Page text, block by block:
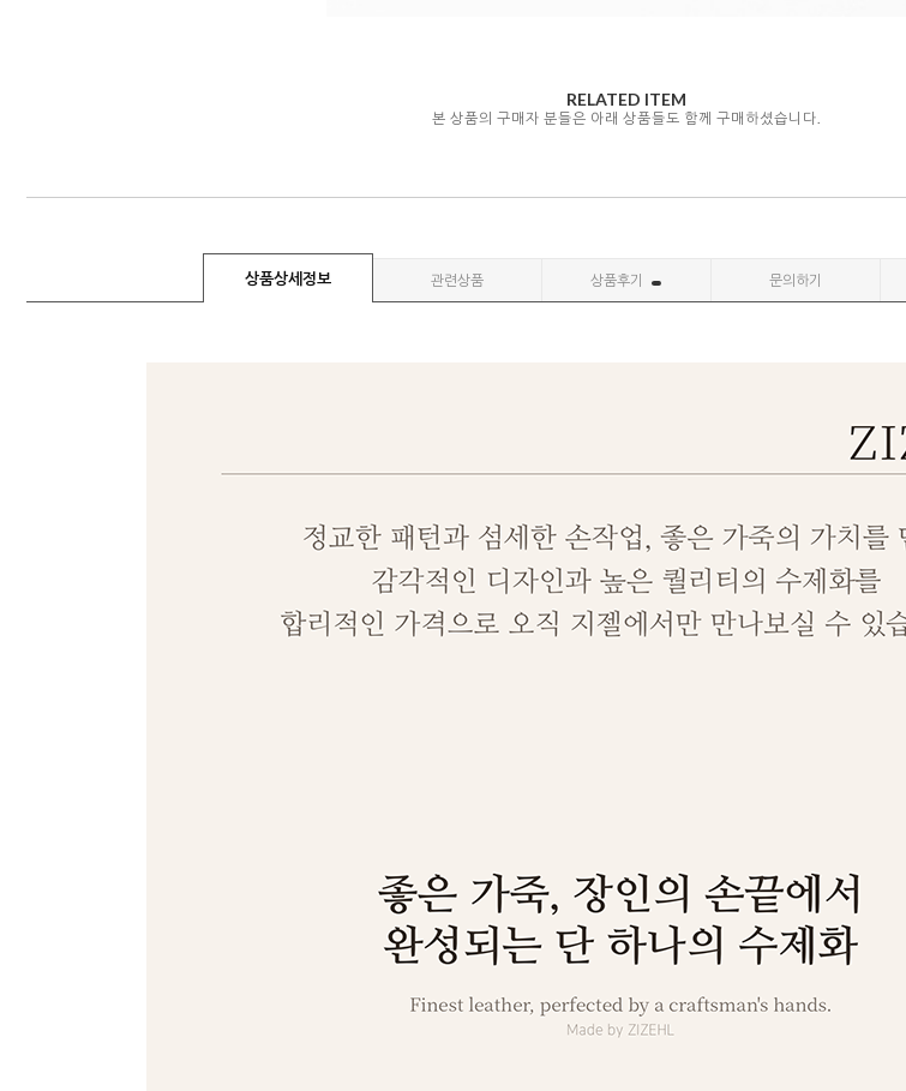
RELATED ITEM
본 상품의 구매자 분들은 아래 상품들도 함께 구매하셨습니다.
상품상세정보 관련상품 상품후기 문의하기